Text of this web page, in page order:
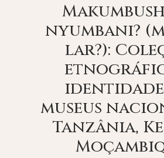
nyumbani?
lar?):
museus
Tanzânia,